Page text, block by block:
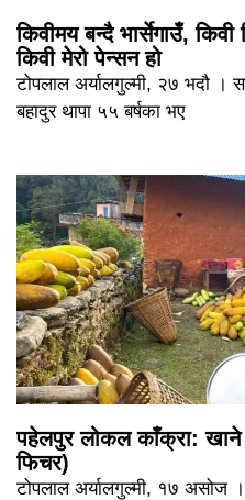
किवीमय बन्दै भार्सेगाउँ,
किवी मेरो पेन्सन हो
टोपलाल अर्यालगुल्मी, २७ भदौ ।
बहादुर थापा ५५ बर्षका भए
पहेलपुर लोकल काँक्रा: खाने
फिचर)
टोपलाल अर्यालगुल्मी, १७ असोज ।